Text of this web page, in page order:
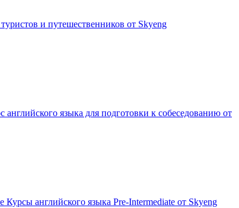
и путешественников от Skyeng
английского языка для подготовки к собеседованию от
Курсы английского языка Pre-Intermediate от Skyeng